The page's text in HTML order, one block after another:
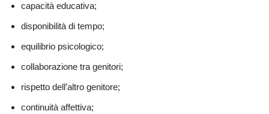
capacità educativa;
disponibilità di tempo;
equilibrio psicologico;
collaborazione tra genitori;
rispetto dell’altro genitore;
continuità affettiva;